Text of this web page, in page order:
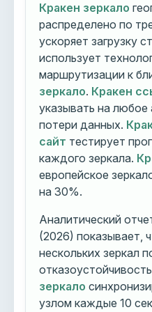
Кракен зеркало
распределено по
ускоряет загрузку
использует
маршрутизации к
зеркало. Кракен
указывать на любое
потери данных.
сайт тестирует
каждого зеркала.
европейское
на 30%.
Аналитический
(2026) показывает,
нескольких зеркал
зеркало
узлом каждые 10